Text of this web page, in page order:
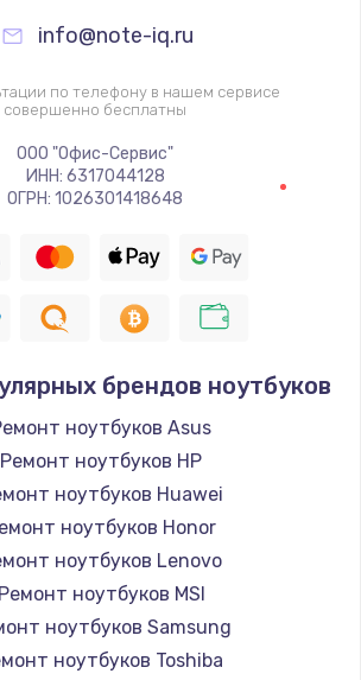
info@note-iq.ru
по телефону в нашем сервисе
совершенно бесплатны
ООО "Офис-Сервис"
ИНН: 6317044128
ОГРН: 1026301418648
брендов ноутбуков
ноутбуков Asus
Ремонт ноутбуков HP
ноутбуков Huawei
ноутбуков Honor
ноутбуков Lenovo
Ремонт ноутбуков MSI
ноутбуков Samsung
ноутбуков Toshiba